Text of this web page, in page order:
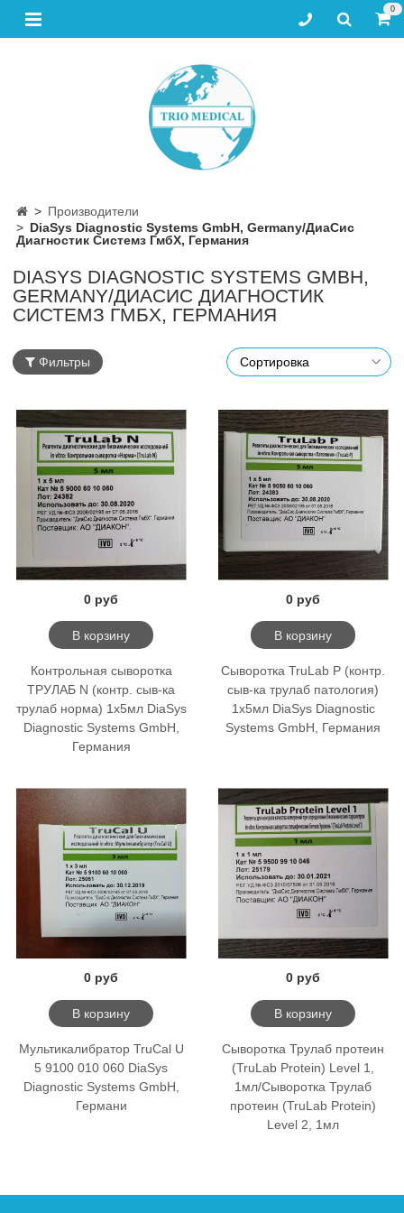
0
Производители
DiaSys Diagnostic Systems GmbH, Germany/ДиаСис
Диагностик Системз ГмбХ, Германия
DIASYS DIAGNOSTIC SYSTEMS GMBH,
GERMANY/ДИАСИС ДИАГНОСТИК
СИСТЕМЗ ГМБХ, ГЕРМАНИЯ
Фильтры
0 руб
В корзину
Контрольная сыворотка
ТРУЛАБ N (контр. сыв-ка
трулаб норма) 1х5мл DiaSys
Diagnostic Systems GmbH,
Германия
0 руб
В корзину
Сыворотка TruLab P (контр.
сыв-ка трулаб патология)
1х5мл DiaSys Diagnostic
Systems GmbH, Германия
0 руб
В корзину
Мультикалибратор TruCal U
5 9100 010 060 DiaSys
Diagnostic Systems GmbH,
Германи
0 руб
В корзину
Сыворотка Трулаб протеин
(TruLab Protein) Level 1,
1мл/Сыворотка Трулаб
протеин (TruLab Protein)
Level 2, 1мл